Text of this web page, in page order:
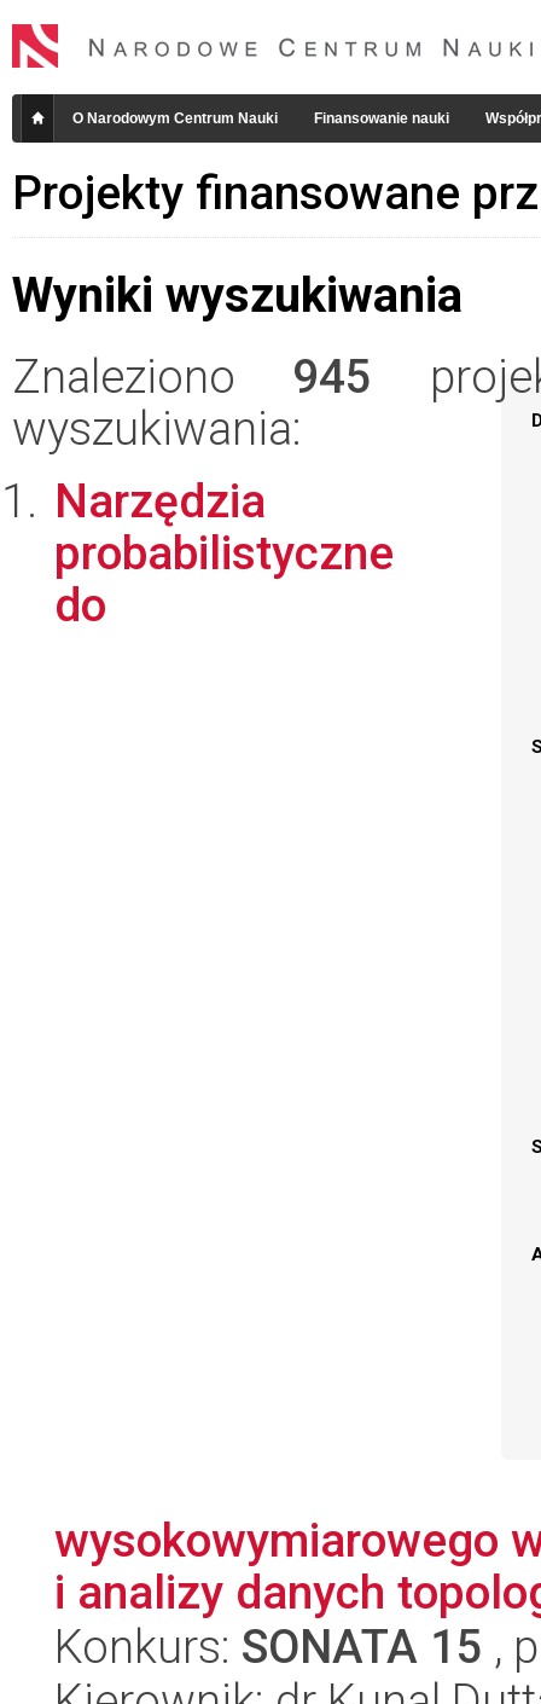
O Narodowym Centrum Nauki Finansowanie nauki
Projekty finansowane
Wyniki wyszukiwania
Znaleziono 945
wyszukiwania:
Narzędzia
probabilistyczne
do
wysokowymiarowego
i analizy danych
Konkurs: SONATA 15 ,